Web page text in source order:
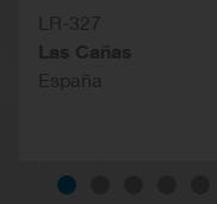
LR-327
Las Cañas
España